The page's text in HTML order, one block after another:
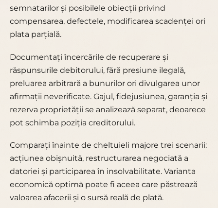
semnatarilor și posibilele obiecții privind
compensarea, defectele, modificarea scadenței ori
plata parțială.
Documentați încercările de recuperare și
răspunsurile debitorului, fără presiune ilegală,
preluarea arbitrară a bunurilor ori divulgarea unor
afirmații neverificate. Gajul, fidejusiunea, garanția și
rezerva proprietății se analizează separat, deoarece
pot schimba poziția creditorului.
Comparați înainte de cheltuieli majore trei scenarii:
acțiunea obișnuită, restructurarea negociată a
datoriei și participarea în insolvabilitate. Varianta
economică optimă poate fi aceea care păstrează
valoarea afacerii și o sursă reală de plată.